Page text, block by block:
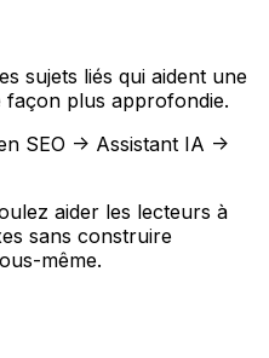
sujets liés qui aident une
façon plus approfondie.
SEO -> Assistant IA ->
aider les lecteurs à
sans construire
même.